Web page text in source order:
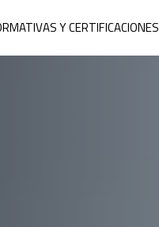
Y CERTIFICACIONES